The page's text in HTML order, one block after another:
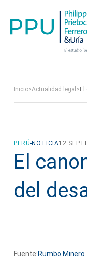
Inicio>Actualidad legal >
PERÚ NOTICIA12
El
del
Fuente:Rumbo Minero